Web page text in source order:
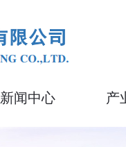
新闻中心 产